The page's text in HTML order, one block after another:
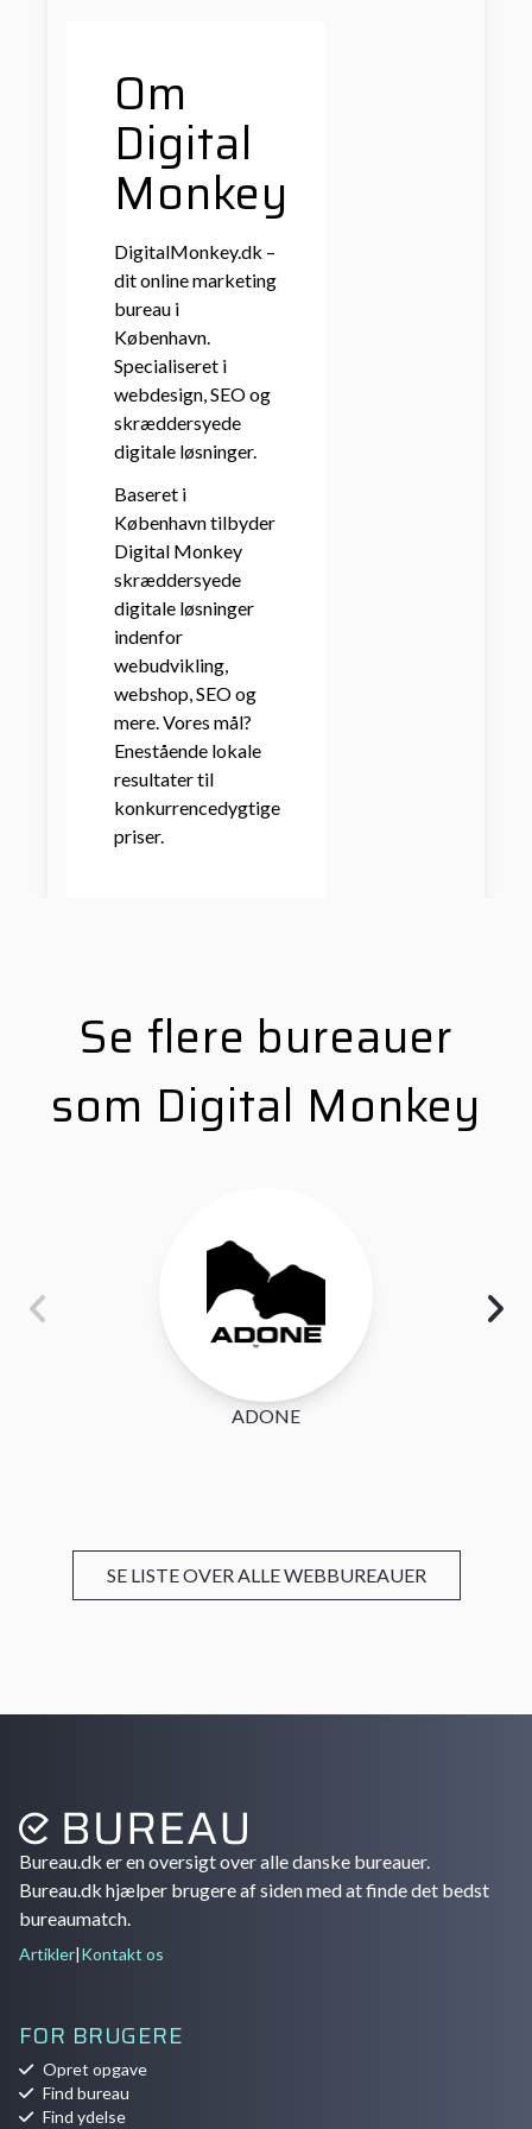
Om
Digital
Monkey
DigitalMonkey.dk –
dit online marketing
bureau i
København.
Specialiseret i
webdesign, SEO og
skræddersyede
digitale løsninger.
Baseret i
København tilbyder
Digital Monkey
skræddersyede
digitale løsninger
indenfor
webudvikling,
webshop, SEO og
mere. Vores mål?
Enestående lokale
resultater til
konkurrencedygtige
priser.
Se flere bureauer
som Digital Monkey
ADONE
SE LISTE OVER ALLE WEBBUREAUER
Bureau.dk er en oversigt over alle danske bureauer.
Bureau.dk hjælper brugere af siden med at finde det bedst
bureaumatch.
Artikler|Kontakt os
FOR BRUGERE
Opret opgave
Find bureau
Find ydelse